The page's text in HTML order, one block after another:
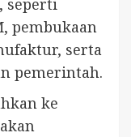
seperti
pembukaan
serta
pemerintah.
ke